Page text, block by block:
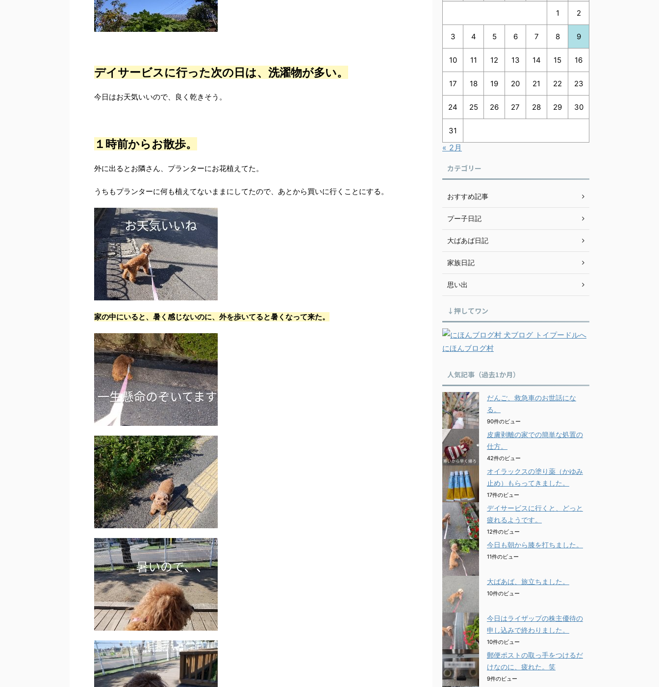
デイサービスに行った次の日は、洗濯物が多い。
今日はお天気いいので、良く乾きそう。
１時前からお散歩。
外に出るとお隣さん、プランターにお花植えてた。
うちもプランターに何も植えてないままにしてたので、あとから買いに行くことにする。
家の中にいると、暑く感じないのに、外を歩いてると暑くなって来た。
1 2
3 4 5 6 7 8 9
10 11 12 13 14 15 16
17 18 19 20 21 22 23
24 25 26 27 28 29 30
31
« 2月
カテゴリー
おすすめ記事
プー子日記
大ばあば日記
家族日記
思い出
↓押してワン
にほんブログ村
人気記事（過去1か月）
だんご、救急車のお世話にな
る。
90件のビュー
皮膚剥離の家での簡単な処置の
仕方。
42件のビュー
オイラックスの塗り薬（かゆみ
止め）もらってきました。
17件のビュー
デイサービスに行くと、どっと
疲れるようです。
12件のビュー
今日も朝から膝を打ちました。
11件のビュー
大ばあば、旅立ちました。
10件のビュー
今日はライザップの株主優待の
申し込みで終わりました。
10件のビュー
郵便ポストの取っ手をつけるだ
けなのに、疲れた。笑
9件のビュー